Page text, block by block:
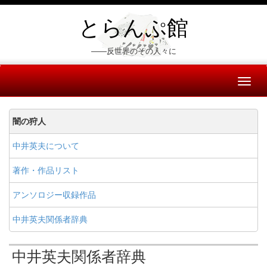
とらんぷ館
――反世界のその人々に
闇の狩人
中井英夫について
著作・作品リスト
アンソロジー収録作品
中井英夫関係者辞典
中井英夫関係者辞典